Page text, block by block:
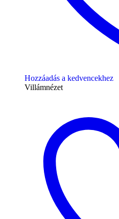
Hozzáadás a kedvencekhez
Villámnézet